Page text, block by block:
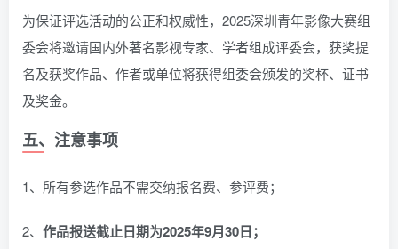
为保证评选活动的公正和权威性，2025深圳青年影像大赛组
委会将邀请国内外著名影视专家、学者组成评委会，获奖提
名及获奖作品、作者或单位将获得组委会颁发的奖杯、证书
及奖金。
五、注意事项
1、所有参选作品不需交纳报名费、参评费；
2、 作品报送截止日期为2025年9月30日；